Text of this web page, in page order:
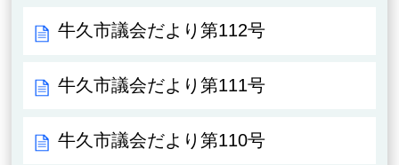
牛久市議会だより第112号
牛久市議会だより第111号
牛久市議会だより第110号